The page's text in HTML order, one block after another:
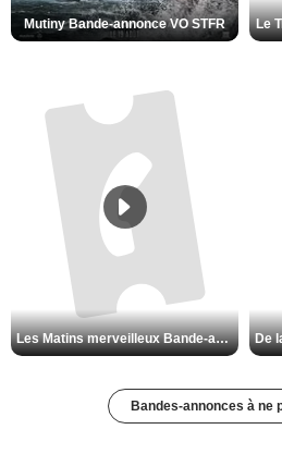
Mutiny Bande-annonce VO STFR Le
Les Matins merveilleux Bande-annonce VF
Bandes-annonces à ne